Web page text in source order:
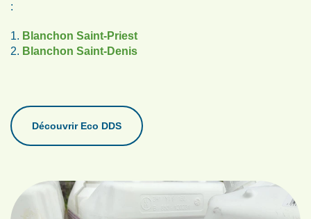
:
1. Blanchon Saint-Priest
2. Blanchon Saint-Denis
Découvrir Eco DDS